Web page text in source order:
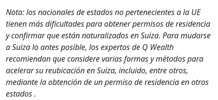
Nota: los nacionales de estados no pertenecientes a la UE
tienen más dificultades para obtener permisos de residencia
y confirmar que están naturalizados en Suiza. Para mudarse
a Suiza lo antes posible, los expertos de Q Wealth
recomiendan que considere varias formas y métodos para
acelerar su reubicación en Suiza, incluido, entre otros,
mediante la obtención de un permiso de residencia en otros
estados .